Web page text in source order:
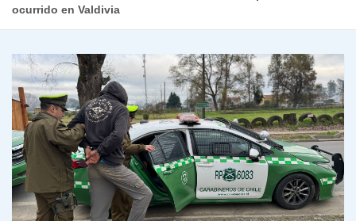
ocurrido en Valdivia